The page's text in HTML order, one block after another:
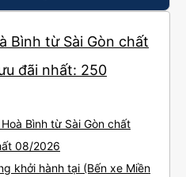
Bình từ Sài Gòn chất
đãi nhất: 250
Bình từ Sài Gòn chất
08/2026
khởi hành tại (Bến xe Miền